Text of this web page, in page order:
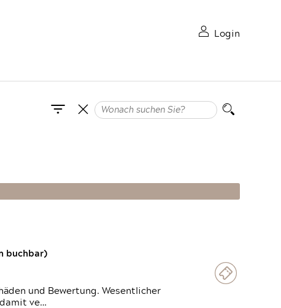
Login
buchbar)
und Bewertung. Wesentlicher
ve…